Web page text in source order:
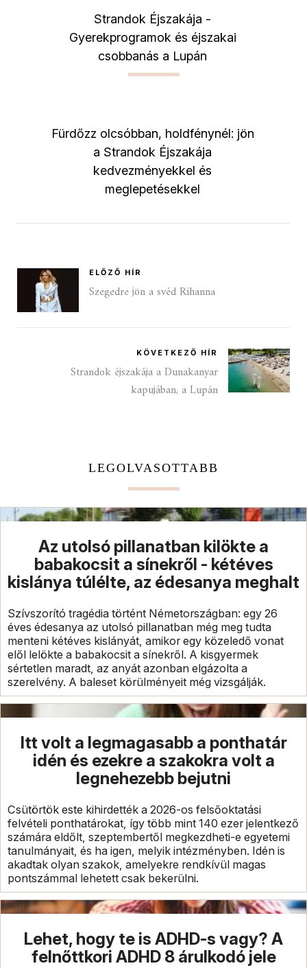
Strandok Éjszakája -
Gyerekprogramok és éjszakai
csobbanás a Lupán
Fürdőzz olcsóbban, holdfénynél: jön
a Strandok Éjszakája
kedvezményekkel és
meglepetésekkel
ELŐZŐ HÍR
Szegedre jön a svéd Rihanna
KÖVETKEZŐ HÍR
Strandok éjszakája a Dunakanyar
kapujában, a Lupán
LEGOLVASOTTABB
Az utolsó pillanatban kilökte a
babakocsit a sínekről - kétéves
kislánya túlélte, az édesanya meghalt
Szívszorító tragédia történt Németországban: egy 26
éves édesanya az utolsó pillanatban még meg tudta
menteni kétéves kislányát, amikor egy közeledő vonat
elől lelökte a babakocsit a sínekről. A kisgyermek
sértetlen maradt, az anyát azonban elgázolta a
szerelvény. A baleset körülményeit még vizsgálják.
Itt volt a legmagasabb a ponthatár
idén és ezekre a szakokra volt a
legnehezebb bejutni
Csütörtök este kihirdették a 2026-os felsőoktatási
felvételi ponthatárokat, így több mint 140 ezer jelentkező
számára eldőlt, szeptembertől megkezdheti-e egyetemi
tanulmányait, és ha igen, melyik intézményben. Idén is
akadtak olyan szakok, amelyekre rendkívül magas
pontszámmal lehetett csak bekerülni.
Lehet, hogy te is ADHD-s vagy? A
felnőttkori ADHD 8 árulkodó jele